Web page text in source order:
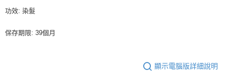
功效: 染髮
保存期限: 39個月
顯示電腦版詳細說明